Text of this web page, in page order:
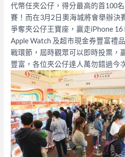
代幣任夾公仔，得分最高的首100
賽！而在3月2日奧海城將會舉辦決
爭奪夾公仔王寶座，贏走iPhone 16
Apple Watch 及超市現金券豐富禮
戰環節，屆時觀眾可以即時投票，
豐富，各位夾公仔達人萬勿錯過今